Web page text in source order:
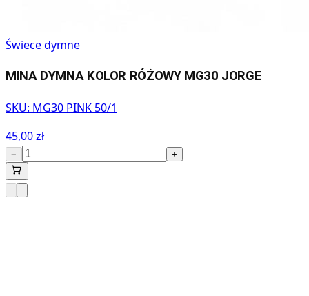
Świece dymne
MINA DYMNA KOLOR RÓŻOWY MG30 JORGE
SKU: MG30 PINK 50/1
45,00 zł
− +